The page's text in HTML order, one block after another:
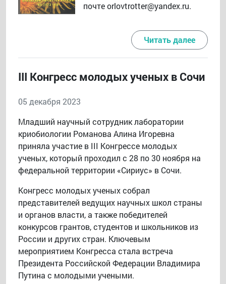
почте orlovtrotter@yandex.ru.
Читать далее
III Конгресс молодых ученых в Сочи
05 декабря 2023
Младший научный сотрудник лаборатории
криобиологии Романова Алина Игоревна
приняла участие в III Конгрессе молодых
ученых, который проходил с 28 по 30 ноября на
федеральной территории «Сириус» в Сочи.
Конгресс молодых ученых собрал
представителей ведущих научных школ страны
и органов власти, а также победителей
конкурсов грантов, студентов и школьников из
России и других стран. Ключевым
мероприятием Конгресса стала встреча
Президента Российской Федерации Владимира
Путина с молодыми учеными.